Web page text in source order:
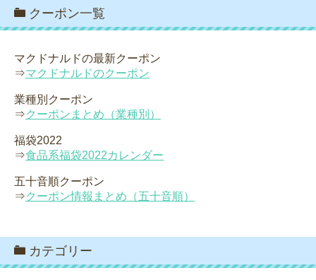
クーポン一覧
マクドナルドの最新クーポン
⇒マクドナルドのクーポン
業種別クーポン
⇒クーポンまとめ（業種別）
福袋2022
⇒食品系福袋2022カレンダー
五十音順クーポン
⇒クーポン情報まとめ（五十音順）
カテゴリー